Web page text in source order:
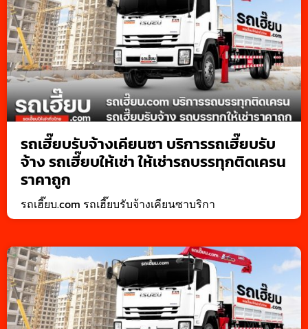
รถเฮี๊ยบรับจ้างเคียนซา บริการรถเฮี๊ยบรับ
จ้าง รถเฮี๊ยบให้เช่า ให้เช่ารถบรรทุกติดเครน
ราคาถูก
รถเฮี๊ยบ.com รถเฮี๊ยบรับจ้างเคียนซาบริกา